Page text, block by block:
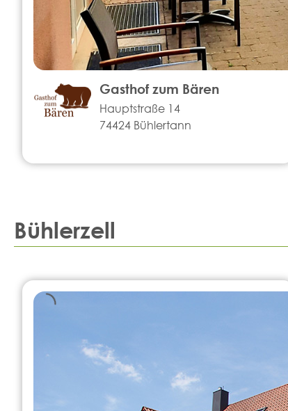
Gasthof zum Bären
Hauptstraße 14
74424 Bühlertann
Bühlerzell